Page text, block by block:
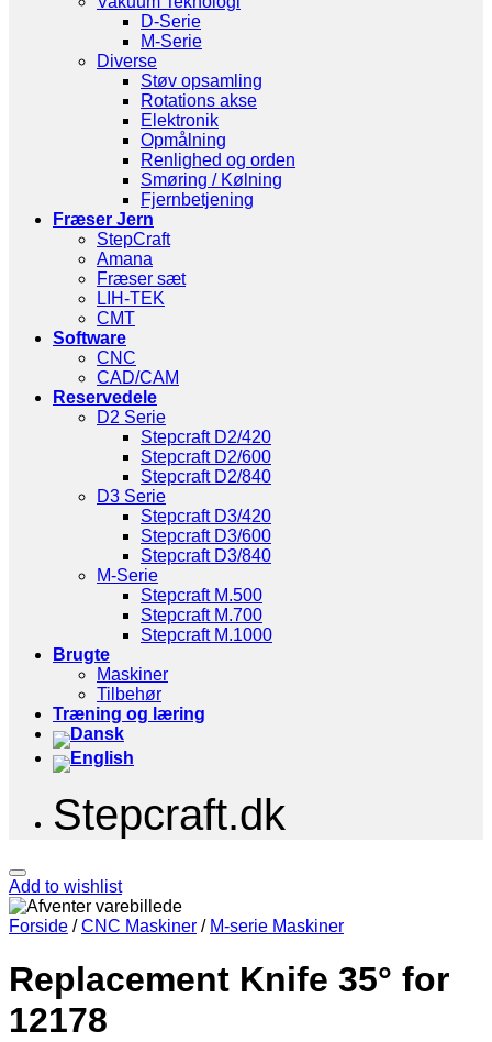
D-Serie
M-Serie
Diverse
Støv opsamling
Rotations akse
Elektronik
Opmålning
Renlighed og orden
Smøring / Kølning
Fjernbetjening
Fræser Jern
StepCraft
Amana
Fræser sæt
LIH-TEK
CMT
Software
CNC
CAD/CAM
Reservedele
D2 Serie
Stepcraft D2/420
Stepcraft D2/600
Stepcraft D2/840
D3 Serie
Stepcraft D3/420
Stepcraft D3/600
Stepcraft D3/840
M-Serie
Stepcraft M.500
Stepcraft M.700
Stepcraft M.1000
Brugte
Maskiner
Tilbehør
Træning og læring
Stepcraft.dk
Add to wishlist
Forside / CNC Maskiner / M-serie Maskiner
Replacement Knife 35° for
12178